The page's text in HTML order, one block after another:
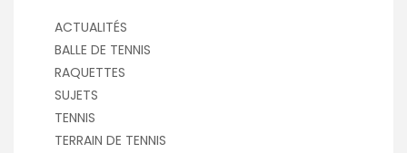
ACTUALITÉS
BALLE DE TENNIS
RAQUETTES
SUJETS
TENNIS
TERRAIN DE TENNIS